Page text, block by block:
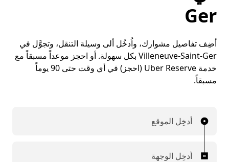
Ger
أضِف تفاصيل مشوارك، واُدخُل ألى وسيلة التنقل، وتجوَّل في
Villeneuve-Saint-Ger بكل سهولة. أو احجز موعداً مسبقاً مع
خدمة Uber Reserve (احجز) في أي وقت حتى 90 يوماً
مسبقاً.
أدخِل الموقع
أدخِل الوجهة